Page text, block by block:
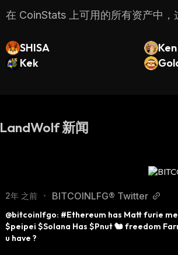
在 CoinStats 上可用的所有资产中，
SHISA Ken
Kek
LandWolf 新闻
2年 之前 • BITCOINLFG® Twitter
@bitcoinlfgo: #Ethereum has Matt furie
$peipei $Solana Has $Pnut 🐿 freedom
u have ?